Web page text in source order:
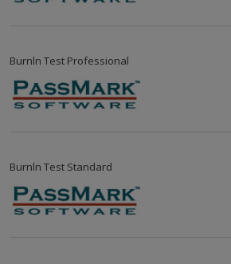
Burnln Test Professional
Burnln Test Standard